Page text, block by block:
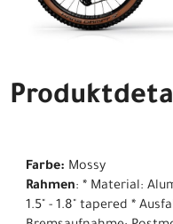
Farbe: Mossy
Rahmen: * Material:
1.5" - 1.8" tapered *